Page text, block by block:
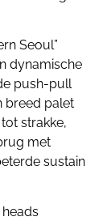
Seoul”
dynamische
push-pull
breed palet
strakke,
met
sustain